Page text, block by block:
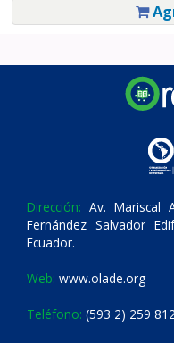
Dirección: Av. Mariscal
Fernández Salvador
Ecuador.
Web: www.olade.org
Teléfono: (593 2) 259